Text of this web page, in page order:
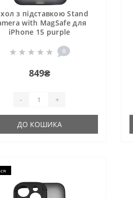
з підставкою Stand
with MagSafe для
iPhone 15 purple
0
849₴
- +
ДО КОШИКА